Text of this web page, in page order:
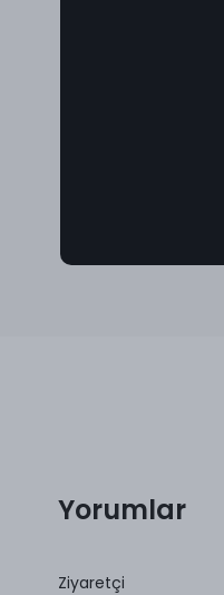
Yorumlar
Ziyaretçi